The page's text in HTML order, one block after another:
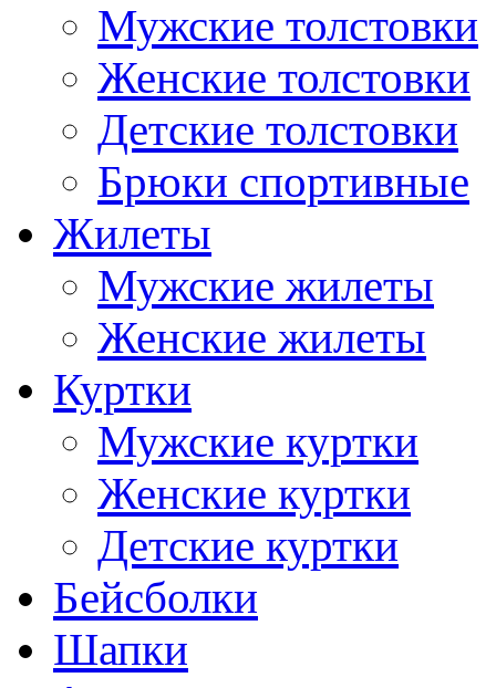
Мужские толстовки
Женские толстовки
Детские толстовки
Брюки спортивные
Жилеты
Мужские жилеты
Женские жилеты
Куртки
Мужские куртки
Женские куртки
Детские куртки
Бейсболки
Шапки